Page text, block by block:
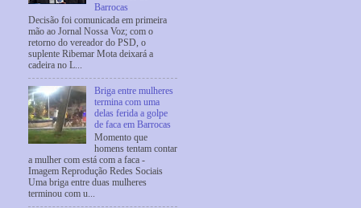
Barrocas
Decisão foi comunicada em primeira
mão ao Jornal Nossa Voz; com o
retorno do vereador do PSD, o
suplente Ribemar Mota deixará a
cadeira no L...
Briga entre mulheres
termina com uma
delas ferida a golpe
de faca em Barrocas
Momento que
homens tentam contar
a mulher com está com a faca -
Imagem Reprodução Redes Sociais
Uma briga entre duas mulheres
terminou com u...